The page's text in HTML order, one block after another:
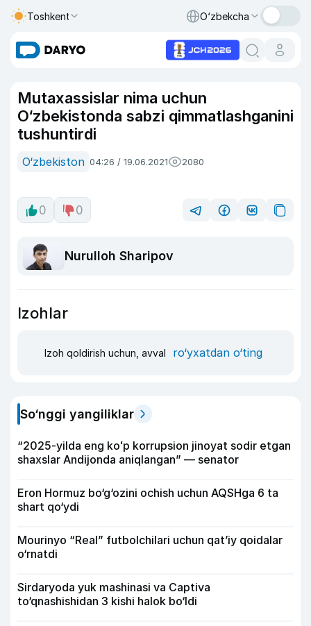
Toshkent O‘zbekcha
Mutaxassislar nima uchun
O‘zbekistonda sabzi qimmatlashganini
tushuntirdi
O‘zbekiston 04:26 / 19.06.2021 2080
0 0
Nurulloh Sharipov
Izohlar
Izoh qoldirish uchun, avval ro‘yxatdan o‘ting
So‘nggi yangiliklar
“2025-yilda eng koʻp korrupsion jinoyat sodir etgan
shaxslar Andijonda aniqlangan” — senator
Eron Hormuz bo‘g‘ozini ochish uchun AQSHga 6 ta
shart qo‘ydi
Mourinyo “Real” futbolchilari uchun qat’iy qoidalar
o‘rnatdi
Sirdaryoda yuk mashinasi va Captiva
to‘qnashishidan 3 kishi halok bo‘ldi